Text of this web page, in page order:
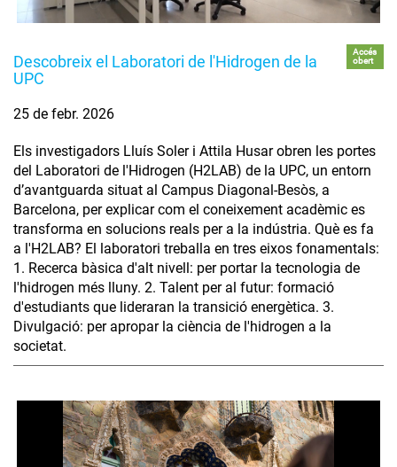
Descobreix el Laboratori de l'Hidrogen de la
UPC
Accés
obert
25 de febr. 2026
Els investigadors Lluís Soler i Attila Husar obren les portes
del Laboratori de l'Hidrogen (H2LAB) de la UPC, un entorn
d’avantguarda situat al Campus Diagonal-Besòs, a
Barcelona, per explicar com el coneixement acadèmic es
transforma en solucions reals per a la indústria. Què es fa
a l'H2LAB? El laboratori treballa en tres eixos fonamentals:
1. Recerca bàsica d'alt nivell: per portar la tecnologia de
l'hidrogen més lluny. 2. Talent per al futur: formació
d'estudiants que lideraran la transició energètica. 3.
Divulgació: per apropar la ciència de l'hidrogen a la
societat.